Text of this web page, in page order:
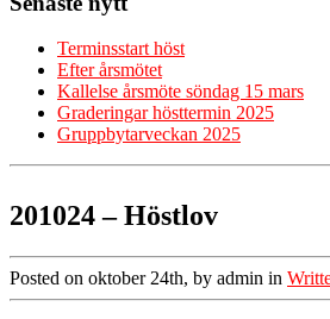
Terminsstart höst
Efter årsmötet
Kallelse årsmöte söndag 15 mars
Graderingar hösttermin 2025
Gruppbytarveckan 2025
201024 – Höstlov
Posted on oktober 24th, by admin in